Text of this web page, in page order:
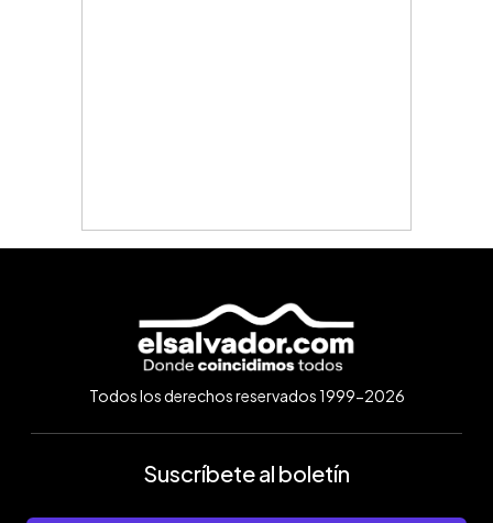
Todos los derechos reservados 1999-2026
Suscríbete al boletín